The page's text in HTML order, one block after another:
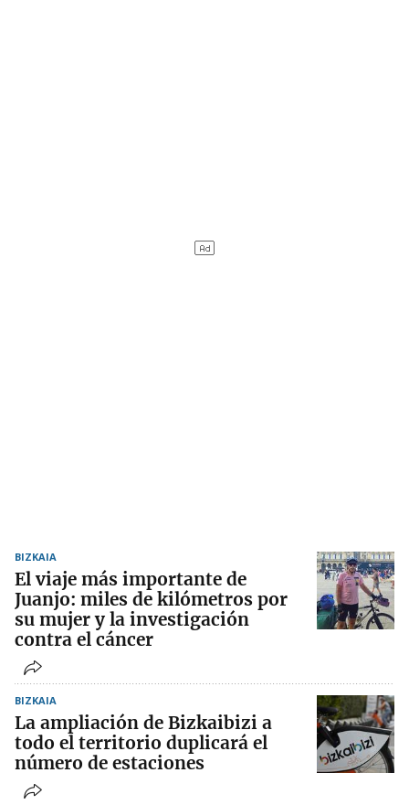
BIZKAIA
El viaje más importante de
Juanjo: miles de kilómetros por
su mujer y la investigación
contra el cáncer
BIZKAIA
La ampliación de Bizkaibizi a
todo el territorio duplicará el
número de estaciones